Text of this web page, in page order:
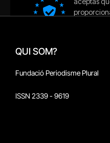
QUI SOM?
Fundació Periodisme Plural
ISSN 2339 - 9619